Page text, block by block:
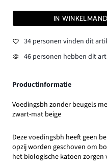
IN
34 personen vinden dit
46 personen hebben dit
Productinformatie
Voedingsbh zonder beugels
zwart-mat beige
Deze voedingsbh heeft geen
opzij worden geschoven om
het biologische katoen